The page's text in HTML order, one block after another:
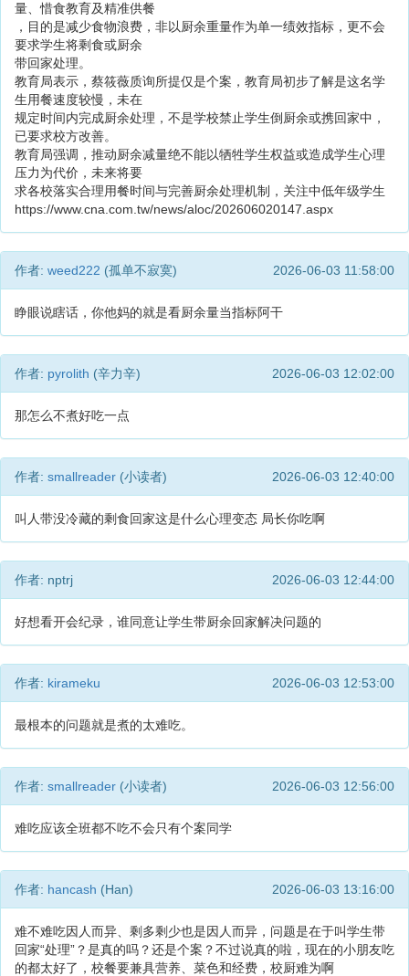
量、惜食教育及精准供餐
，目的是减少食物浪费，非以厨余重量作为单一绩效指标，更不会
要求学生将剩食或厨余
带回家处理。
教育局表示，蔡筱薇质询所提仅是个案，教育局初步了解是这名学
生用餐速度较慢，未在
规定时间内完成厨余处理，不是学校禁止学生倒厨余或携回家中，
已要求校方改善。
教育局强调，推动厨余减量绝不能以牺牲学生权益或造成学生心理
压力为代价，未来将要
求各校落实合理用餐时间与完善厨余处理机制，关注中低年级学生
https://www.cna.com.tw/news/aloc/202606020147.aspx
作者: weed222 (孤单不寂寞) 2026-06-03 11:58:00
睁眼说瞎话，你他妈的就是看厨余量当指标阿干
作者: pyrolith (辛力辛) 2026-06-03 12:02:00
那怎么不煮好吃一点
作者: smallreader (小读者) 2026-06-03 12:40:00
叫人带没冷藏的剩食回家这是什么心理变态 局长你吃啊
作者: nptrj 2026-06-03 12:44:00
好想看开会纪录，谁同意让学生带厨余回家解决问题的
作者: kirameku 2026-06-03 12:53:00
最根本的问题就是煮的太难吃。
作者: smallreader (小读者) 2026-06-03 12:56:00
难吃应该全班都不吃不会只有个案同学
作者: hancash (Han) 2026-06-03 13:16:00
难不难吃因人而异、剩多剩少也是因人而异，问题是在于叫学生带
回家“处理”？是真的吗？还是个案？不过说真的啦，现在的小朋友吃
的都太好了，校餐要兼具营养、菜色和经费，校厨难为啊